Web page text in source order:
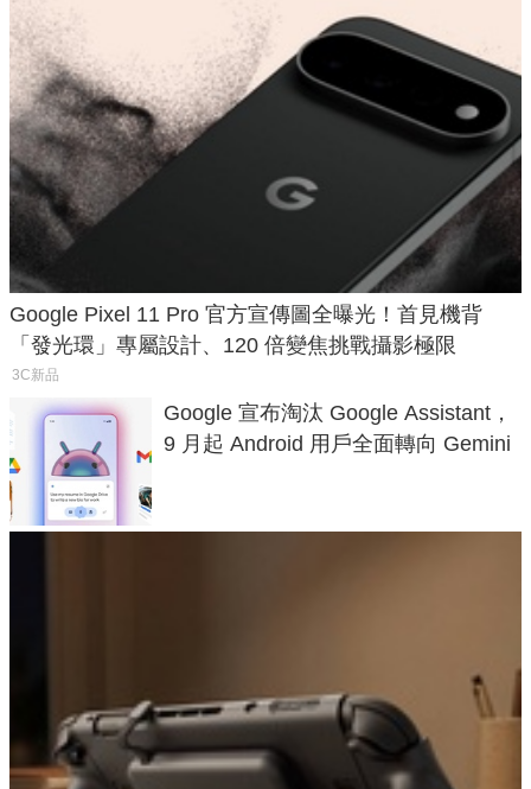
Google Pixel 11 Pro 官方宣傳圖全曝光！首見機背
「發光環」專屬設計、120 倍變焦挑戰攝影極限
3C新品
Google 宣布淘汰 Google Assistant，
9 月起 Android 用戶全面轉向 Gemini